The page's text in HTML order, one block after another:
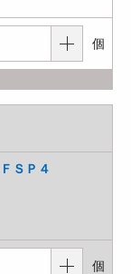
個
ＳＰ４
個